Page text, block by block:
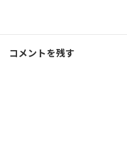
コメントを残す